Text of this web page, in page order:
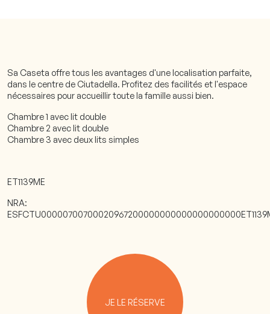
Sa Caseta offre tous les avantages d'une localisation parfaite,
dans le centre de Ciutadella. Profitez des facilités et l'espace
nécessaires pour accueillir toute la famille aussi bien.
Chambre 1 avec lit double
Chambre 2 avec lit double
Chambre 3 avec deux lits simples
ET1139ME
NRA:
JE LE RÉSERVE